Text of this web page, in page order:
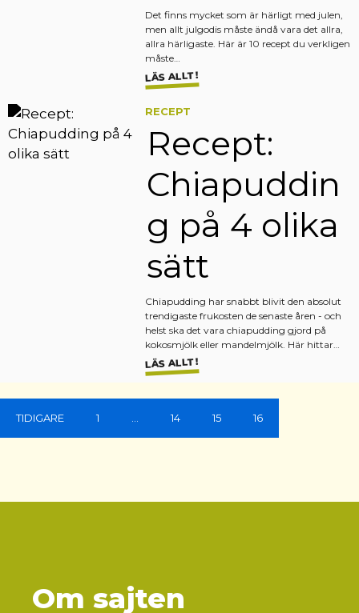
Det finns mycket som är härligt med julen,
men allt julgodis måste ändå vara det allra,
allra härligaste. Här är 10 recept du verkligen
måste…
LÄS ALLT!
RECEPT
Recept:
Chiapuddin
g på 4 olika
sätt
Chiapudding har snabbt blivit den absolut
trendigaste frukosten de senaste åren - och
helst ska det vara chiapudding gjord på
kokosmjölk eller mandelmjölk. Här hittar…
LÄS ALLT!
TIDIGARE 1 14 15 16
Om sajten